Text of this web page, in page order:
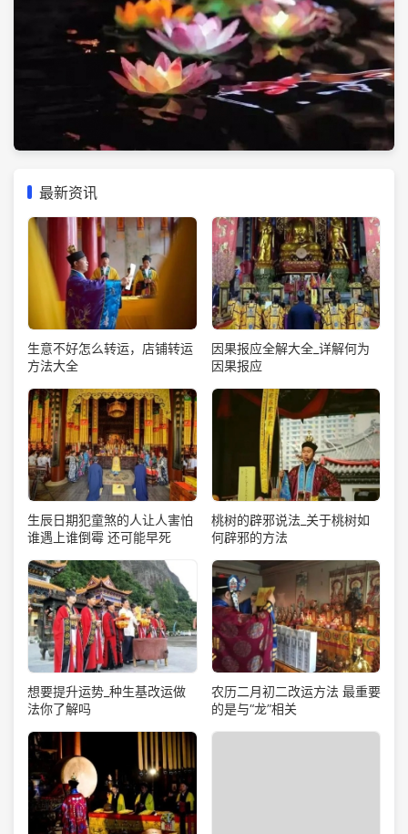
最新资讯
生意不好怎么转运，店铺转运
方法大全
因果报应全解大全_详解何为
因果报应
生辰日期犯童煞的人让人害怕
谁遇上谁倒霉 还可能早死
桃树的辟邪说法_关于桃树如
何辟邪的方法
想要提升运势_种生基改运做
法你了解吗
农历二月初二改运方法 最重要
的是与“龙”相关